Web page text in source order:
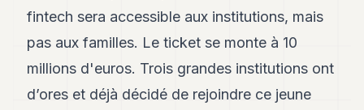
fintech sera accessible aux institutions, mais
pas aux familles. Le ticket se monte à 10
millions d'euros. Trois grandes institutions ont
d’ores et déjà décidé de rejoindre ce jeune